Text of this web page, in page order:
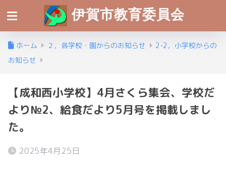
伊賀市教育委員会
ホーム ２，各学校・園からのお知らせ
2-2，小学校からの
お知らせ
【成和西小学校】4月さくら集会、学校だ
より№2、給食だより5月号を掲載しまし
た。
2025年4月25日